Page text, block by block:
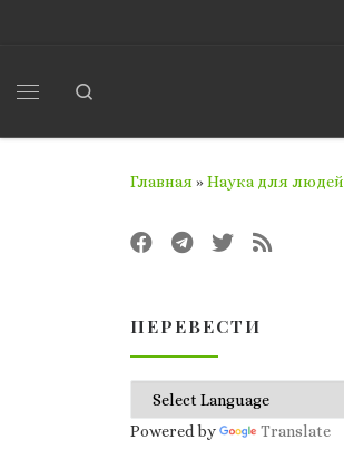
Главная »Наука для людей
ПЕРЕВЕСТИ
Powered by Translate